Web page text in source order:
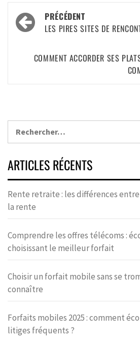
PRÉCÉDENT
LES PIRES SITES DE
COMMENT ACCORDER SES
ARTICLES RÉCENTS
Rente retraite : les différences
la rente
Comprendre les offres télécoms :
choisissant le meilleur forfait
Choisir un forfait mobile sans se
connaître
Forfaits mobiles 2025 : comment
litiges fréquents ?